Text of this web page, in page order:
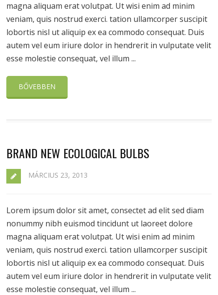
magna aliquam erat volutpat. Ut wisi enim ad minim
veniam, quis nostrud exerci. tation ullamcorper suscipit
lobortis nisl ut aliquip ex ea commodo consequat. Duis
autem vel eum iriure dolor in hendrerit in vulputate velit
esse molestie consequat, vel illum ...
BŐVEBBEN
BRAND NEW ECOLOGICAL BULBS
MÁRCIUS 23, 2013
Lorem ipsum dolor sit amet, consectet ad elit sed diam
nonummy nibh euismod tincidunt ut laoreet dolore
magna aliquam erat volutpat. Ut wisi enim ad minim
veniam, quis nostrud exerci. tation ullamcorper suscipit
lobortis nisl ut aliquip ex ea commodo consequat. Duis
autem vel eum iriure dolor in hendrerit in vulputate velit
esse molestie consequat, vel illum ...